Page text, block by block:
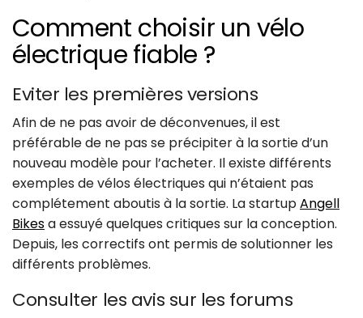
Comment choisir un vélo
électrique fiable ?
Eviter les premières versions
Afin de ne pas avoir de déconvenues, il est
préférable de ne pas se précipiter à la sortie d’un
nouveau modèle pour l’acheter. Il existe différents
exemples de vélos électriques qui n’étaient pas
complétement aboutis à la sortie. La startupAngell
Bikesa essuyé quelques critiques sur la conception.
Depuis, les correctifs ont permis de solutionner les
différents problèmes.
Consulter les avis sur les forums